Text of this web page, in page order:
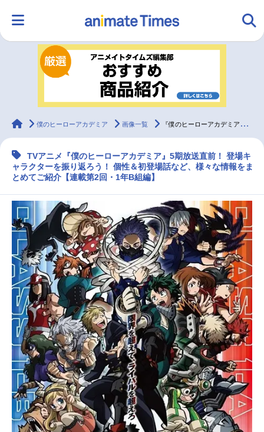
ランキング アニメ
ラジオ グッズ
マンガ・ラノベ ゲーム・アプリ 音楽 コスプレ
2.5次元 配信・Vtuber トレンド 無料マンガ
最新記事一覧
アニメ記事一覧 声優記事一覧
アニメ映画一覧 実写化映画一覧
今期アニメ曜日別一覧
春アニメ 夏アニメ
秋アニメ 冬アニメ
男性声優/女性声優一覧
FOLLOW US
animateTimes
僕のヒーローアカデミア 画像一覧 『僕のヒーローアカデミア（ヒロアカ）』1年B組キャラクター紹介
TVアニメ『僕のヒーローアカデミア』5期放送直前！ 登場キ
ャラクターを振り返ろう！ 個性＆初登場話など、様々な情報をま
とめてご紹介【連載第2回・1年B組編】